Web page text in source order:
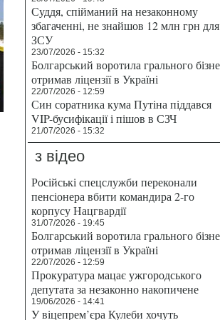
Суддя, спійманий на незаконному
збагаченні, не знайшов 12 млн грн для
ЗСУ
23/07/2026 - 15:32
Болгарський воротила грального
отримав ліцензії в Україні
22/07/2026 - 12:59
Син соратника кума Путіна піддався
VIP-бусифікації і пішов в СЗЧ
21/07/2026 - 15:32
з відео
Російські спецслужби переконали
пенсіонера вбити командира 2-го
корпусу Нацгвардії
31/07/2026 - 19:45
Болгарський воротила грального
отримав ліцензії в Україні
22/07/2026 - 12:59
Прокуратура мацає ужгородського
депутата за незаконно накопичене
19/06/2026 - 14:41
У віцепрем’єра Кулеби хочуть